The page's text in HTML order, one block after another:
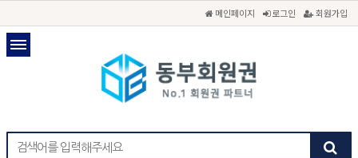
메인페이지 로그인 회원가입